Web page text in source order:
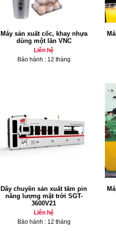
Máy sản xuất cốc, khay nhựa
dùng một lần VNC
Liên hệ
Bảo hành : 12 tháng
Dây chuyền sản xuất tấm pin
năng lượng mặt trời SGT-
3600V21
Liên hệ
Bảo hành : 12 tháng